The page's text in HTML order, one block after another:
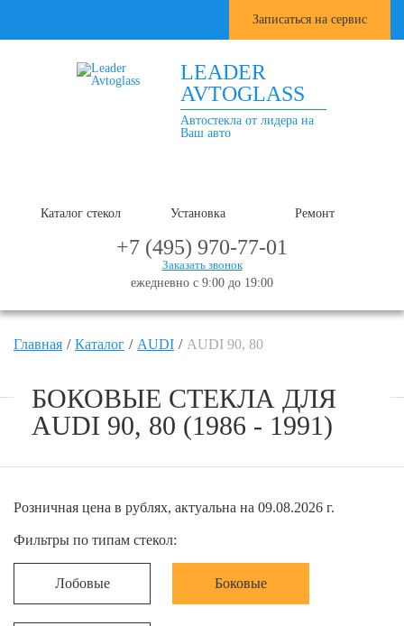
Записаться на сервис
LEADER
AVTOGLASS
Автостекла от лидера на
Ваш авто
Каталог стекол Установка Ремонт
+7 (495) 970-77-01
Заказать звонок
ежедневно с 9:00 до 19:00
Главная Каталог AUDI AUDI 90, 80
БОКОВЫЕ СТЕКЛА ДЛЯ
AUDI 90, 80 (1986 - 1991)
Розничная цена в рублях, актуальна на 09.08.2026 г.
Фильтры по типам стекол:
Лобовые Боковые